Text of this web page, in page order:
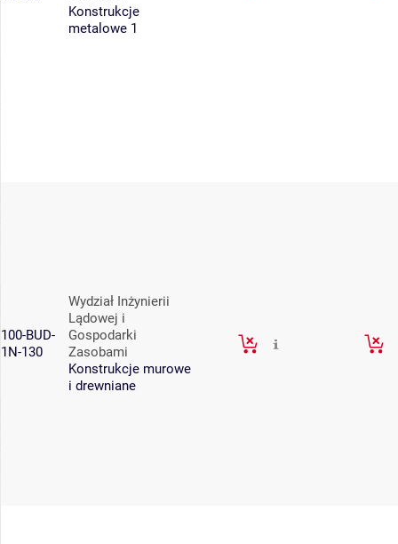
Konstrukcje
metalowe 1
100-BUD-
1N-130
Wydział Inżynierii
Lądowej i
Gospodarki
Zasobami
Konstrukcje murowe
i drewniane